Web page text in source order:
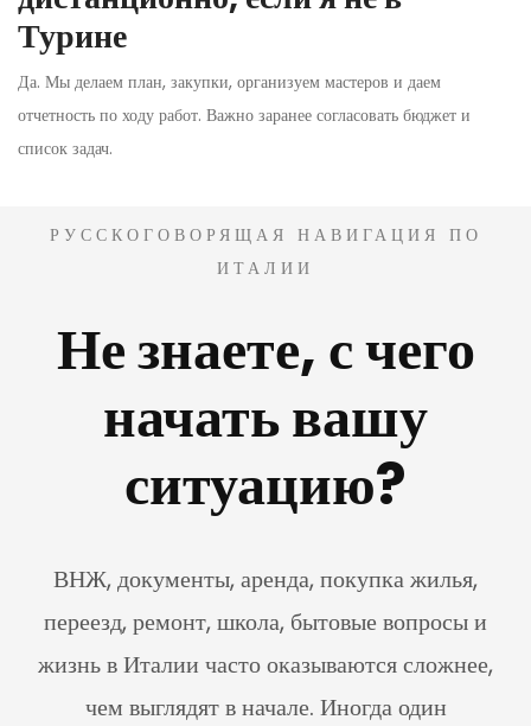
Турине
Да. Мы делаем план, закупки, организуем мастеров и даем
отчетность по ходу работ. Важно заранее согласовать бюджет и
список задач.
РУССКОГОВОРЯЩАЯ НАВИГАЦИЯ ПО
ИТАЛИИ
Не знаете, с чего
начать вашу
ситуацию?
ВНЖ, документы, аренда, покупка жилья,
переезд, ремонт, школа, бытовые вопросы и
жизнь в Италии часто оказываются сложнее,
чем выглядят в начале. Иногда один